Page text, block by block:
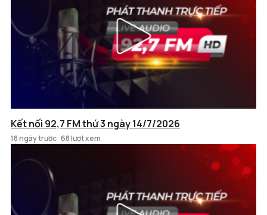
Kết nối 92,7 FM thứ 3 ngày 14/7/2026
18 ngày trước 68 lượt xem